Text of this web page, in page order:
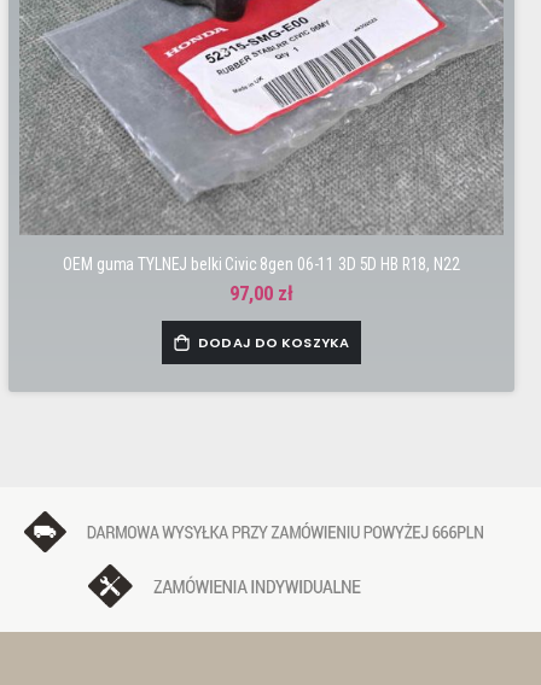
OEM guma TYLNEJ belki Civic 8gen 06-11 3D 5D HB R18, N22
97,00 zł
DODAJ DO KOSZYKA